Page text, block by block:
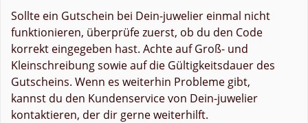
Sollte ein Gutschein bei Dein-juwelier einmal nicht
funktionieren, überprüfe zuerst, ob du den Code
korrekt eingegeben hast. Achte auf Groß- und
Kleinschreibung sowie auf die Gültigkeitsdauer des
Gutscheins. Wenn es weiterhin Probleme gibt,
kannst du den Kundenservice von Dein-juwelier
kontaktieren, der dir gerne weiterhilft.